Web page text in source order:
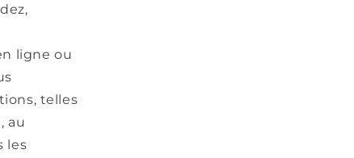
ligne ou
telles
au
les